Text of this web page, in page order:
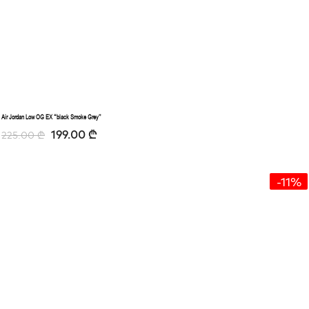
Air Jordan Low OG EX “black Smoke Grey”
225.00₾ 199.00 ₾
-11%